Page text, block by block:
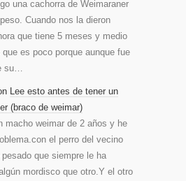
una cachorra de Weimaraner
Cuando nos la dieron
que tiene 5 meses y medio
es poco porque aunque fue
su…
Lee esto antes de tener un
(braco de weimar)
macho weimar de 2 años y he
el perro del vecino
que siempre le ha
mordisco que otro.Y el otro